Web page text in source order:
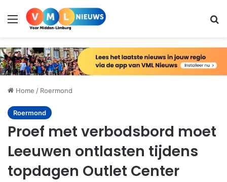
Menu
Home / Roermond
Roermond
Proef met verbodsbord moet
Leeuwen ontlasten tijdens
topdagen Outlet Center